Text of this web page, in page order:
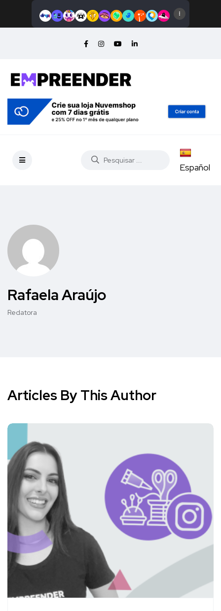
Español
Rafaela Araújo
Redatora
Articles By This Author